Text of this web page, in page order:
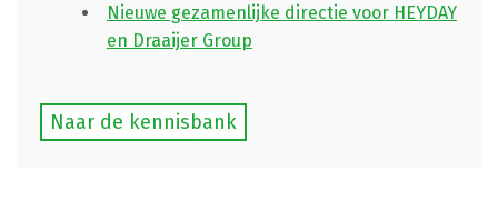
Nieuwe gezamenlijke directie voor HEYDAY
en Draaijer Group
Naar de kennisbank